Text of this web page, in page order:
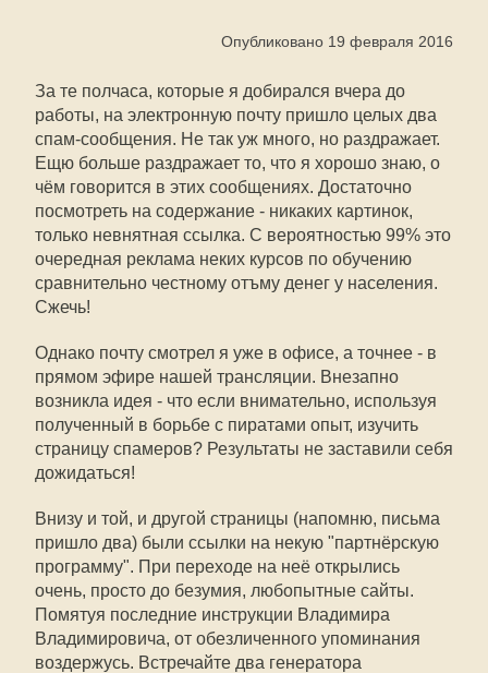
Опубликовано 19 февраля 2016
За те полчаса, которые я добирался вчера до
работы, на электронную почту пришло целых два
спам-сообщения. Не так уж много, но раздражает.
Ещю больше раздражает то, что я хорошо знаю, о
чём говорится в этих сообщениях. Достаточно
посмотреть на содержание - никаких картинок,
только невнятная ссылка. С вероятностью 99% это
очередная реклама неких курсов по обучению
сравнительно честному отъму денег у населения.
Сжечь!
Однако почту смотрел я уже в офисе, а точнее - в
прямом эфире нашей трансляции. Внезапно
возникла идея - что если внимательно, используя
полученный в борьбе с пиратами опыт, изучить
страницу спамеров? Результаты не заставили себя
дожидаться!
Внизу и той, и другой страницы (напомню, письма
пришло два) были ссылки на некую "партнёрскую
программу". При переходе на неё открылись
очень, просто до безумия, любопытные сайты.
Помятуя последние инструкции Владимира
Владимировича, от обезличенного упоминания
воздержусь. Встречайте два генератора